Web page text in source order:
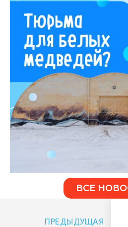
ВСЕ
ПРЕДЫДУЩАЯ